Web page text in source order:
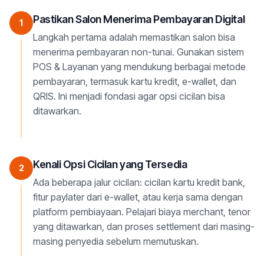
1 Pastikan Salon Menerima Pembayaran Digital
Langkah pertama adalah memastikan salon bisa
menerima pembayaran non-tunai. Gunakan sistem
POS & Layanan yang mendukung berbagai metode
pembayaran, termasuk kartu kredit, e-wallet, dan
QRIS. Ini menjadi fondasi agar opsi cicilan bisa
ditawarkan.
2 Kenali Opsi Cicilan yang Tersedia
Ada beberapa jalur cicilan: cicilan kartu kredit bank,
fitur paylater dari e-wallet, atau kerja sama dengan
platform pembiayaan. Pelajari biaya merchant, tenor
yang ditawarkan, dan proses settlement dari masing-
masing penyedia sebelum memutuskan.